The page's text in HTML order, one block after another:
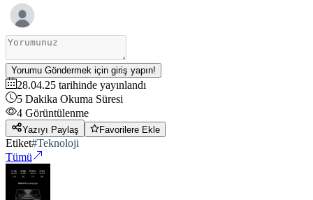
Yorumu Göndermek için giriş yapın!
28.04.25 tarihinde yayınlandı
5 Dakika Okuma Süresi
4 Görüntülenme
Yazıyı Paylaş Favorilere Ekle
Etiket#Teknoloji
Tümü